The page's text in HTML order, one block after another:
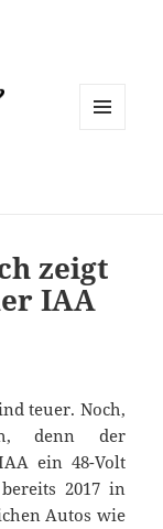
zeigt
IAA
teuer. Noch,
denn der
ein 48-Volt
2017 in
Autos wie